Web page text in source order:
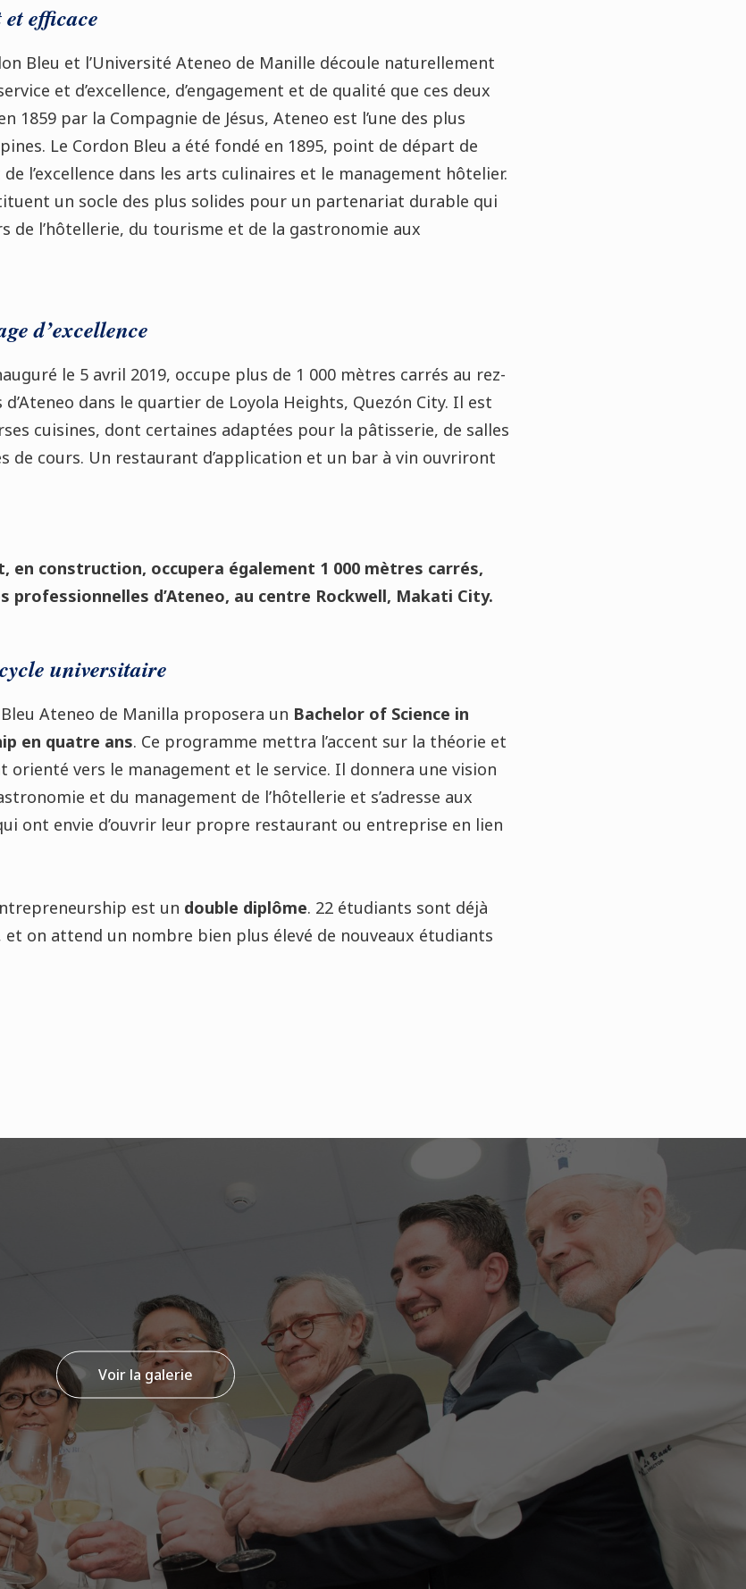
efficace
Bleu et l’Université Ateneo de Manille découle naturellement
et d’excellence, d’engagement et de qualité que ces deux
1859 par la Compagnie de Jésus, Ateneo est l’une des plus
Le Cordon Bleu a été fondé en 1895, point de départ de
de l’excellence dans les arts culinaires et le management hôtelier.
un socle des plus solides pour un partenariat durable qui
de l’hôtellerie, du tourisme et de la gastronomie aux
d’excellence
le 5 avril 2019, occupe plus de 1 000 mètres carrés au rez-
d’Ateneo dans le quartier de Loyola Heights, Quezón City. Il est
cuisines, dont certaines adaptées pour la pâtisserie, de salles
de cours. Un restaurant d’application et un bar à vin ouvriront
en construction, occupera également 1 000 mètres carrés,
professionnelles d’Ateneo, au centre Rockwell, Makati City.
universitaire
Ateneo de Manilla proposera un Bachelor of Science in
en quatre ans. Ce programme mettra l’accent sur la théorie et
vers le management et le service. Il donnera une vision
et du management de l’hôtellerie et s’adresse aux
ont envie d’ouvrir leur propre restaurant ou entreprise en lien
est un double diplôme. 22 étudiants sont déjà
on attend un nombre bien plus élevé de nouveaux étudiants
Voir la galerie